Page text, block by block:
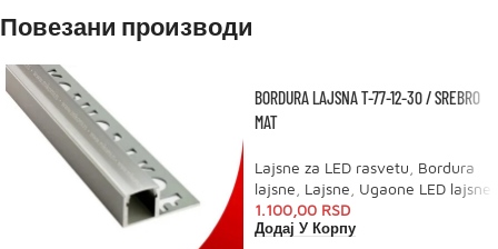
Повезани производи
BORDURA LAJSNA T-77-12-30 / SREBRO
MAT
Lajsne za LED rasvetu Bordura
lajsne Lajsne Ugaone LED lajsne
1.100,00 RSD
Додај У Корпу